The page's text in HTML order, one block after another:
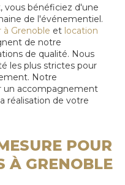
vous bénéficiez d'une
de l'événementiel.
Grenoble et location
de notre
de qualité. Nous
les plus strictes pour
Notre
un accompagnement
réalisation de votre
POUR
À GRENOBLE